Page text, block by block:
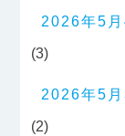
2026年5月
(3)
2026年5月
(2)